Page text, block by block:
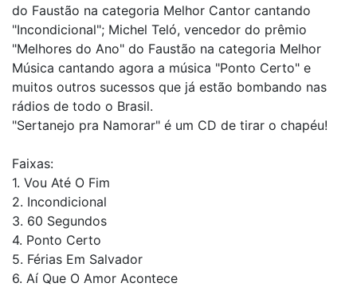
do Faustão na categoria Melhor Cantor cantando
"Incondicional"; Michel Teló, vencedor do prêmio
"Melhores do Ano" do Faustão na categoria Melhor
Música cantando agora a música "Ponto Certo" e
muitos outros sucessos que já estão bombando nas
rádios de todo o Brasil.
"Sertanejo pra Namorar" é um CD de tirar o chapéu!
Faixas:
1. Vou Até O Fim
2. Incondicional
3. 60 Segundos
4. Ponto Certo
5. Férias Em Salvador
6. Aí Que O Amor Acontece